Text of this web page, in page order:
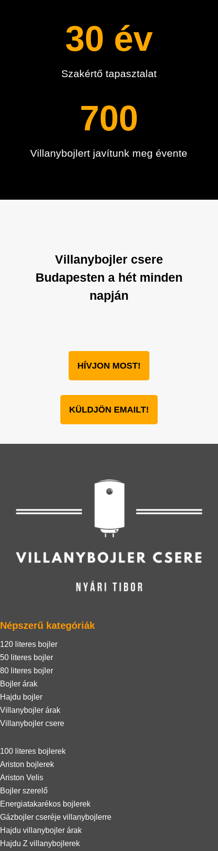
30 év
Szakértő tapasztalat
700
Villanybojlert javítunk meg évente
Villanybojler csere
Budapesten a hét minden
napján
HÍVJON MOST!
KÜLDJÖN EMAILT!
Népszerű kategóriák
120 literes bojler
50 literes bojler
80 literes bojler
Bojler árak
Hajdu bojler
Villanybojler árak
Villanybojler csere
100 literes bojlerek
Ariston bojlerek
Ariston Velis
Bojler szerelő
Energiatakarékos bojlerek
Gázbojler cseréje villanybojlerre
Hajdu villanybojler árak
Hajdu Z villanybojlerek